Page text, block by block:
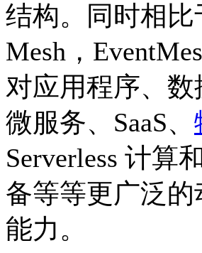
结构。同时相比
Mesh，
对应用程序、数
微服务、SaaS、
Serverless 计算
备等等更广泛的
能力。